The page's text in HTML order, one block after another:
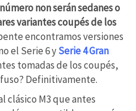
non serán sedanes o
variantes coupés de los
encontramos versiones
el Serie 6 ySerie 4 Gran
tomadas de los coupés,
Definitivamente.
clásico M3 que antes